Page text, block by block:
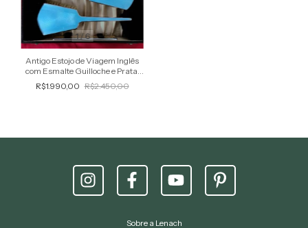
1/6
Antigo Estojo de Viagem Inglês
com Esmalte Guilloche e Prata,
Original do Período Art Deco
R$1.990,00 R$2.450,00
Sobre a Lenach